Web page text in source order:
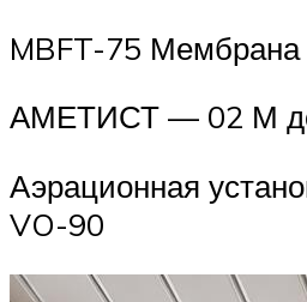
MBFT-75 Мембрана
АМЕТИСТ — 02 М до
Аэрационная
VO-90